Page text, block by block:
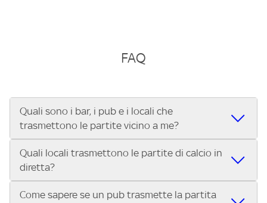
FAQ
Quali sono i bar, i pub e i locali che
trasmettono le partite vicino a me?
Se cerchi un bar, pub, ristorante o locale vicino a te per
vedere le partite di Serie A ENILIVE, la Serie C Sky Wifi, la
UEFA Champions League, la UEFA Europa League, la UEFA
Conference League, il Tennis, la Formula 1®, la MotoGP™ e
Quali locali trasmettono le partite di calcio in
diretta?
Vuoi sapere quali bar, pub o ristoranti mostrano le partite
Come sapere se un pub trasmette la partita